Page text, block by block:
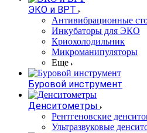
ЭКО и ВРТ
Антивибрационные
Инкубаторы для ЭКО
Криохолодильник
Микроманипуляторы
Еще
Буровой инструмент
Денситометры
Рентгеновские
Ультразвуковые